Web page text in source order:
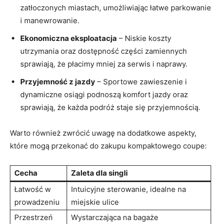
zatłoczonych miastach, umożliwiając łatwe parkowanie
i‍ manewrowanie.
Ekonomiczna eksploatacja – ⁤Niskie koszty
utrzymania oraz dostępność części⁢ zamiennych
sprawiają, że płacimy mniej za serwis i naprawy.
Przyjemność‍ z jazdy – Sportowe zawieszenie i
dynamiczne osiągi podnoszą komfort jazdy oraz
sprawiają, że każda ‍podróż staje się przyjemnością.
Warto również zwrócić uwagę na dodatkowe aspekty,
które mogą przekonać do zakupu kompaktowego coupe:
Cecha
Zaleta dla singli
Łatwość ⁢w
prowadzeniu
Intuicyjne sterowanie, ⁢idealne na
miejskie ulice
Przestrzeń
Wystarczająca na bagaże